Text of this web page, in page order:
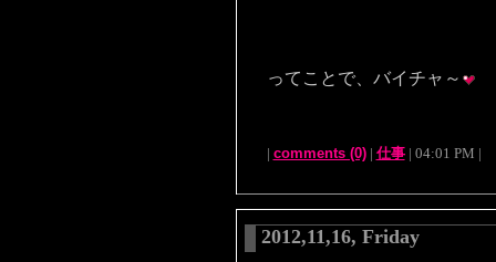
ってことで、バイチャ～
| comments (0)| 仕事| 04:01 PM |
2012,11,16, Friday